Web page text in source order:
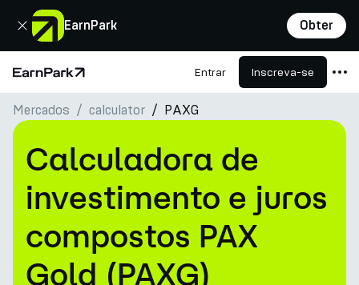
EarnPark Obter
Fechar
Página Inicial Entrar Inscreva-se
Produtos
Mercados
Calculadoras
PARK Token
Recursos
Empresa
Mercados сalculator PAXG
Calculadora de
investimento e juros
compostos PAX
Gold (PAXG)